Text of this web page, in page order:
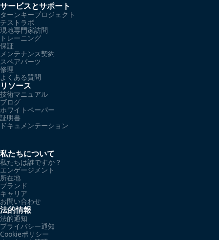
サービスとサポート
ターンキープロジェクト
テストラボ
現地専門家訪問
トレーニング
保証
メンテナンス契約
スペアパーツ
修理
よくある質問
リソース
技術マニュアル
ブログ
ホワイトペーパー
証明書
ドキュメンテーション
私たちについて
私たちは誰ですか？
エンゲージメント
所在地
ブランド
キャリア
お問い合わせ
法的情報
法的通知
プライバシー通知
Cookieポリシー